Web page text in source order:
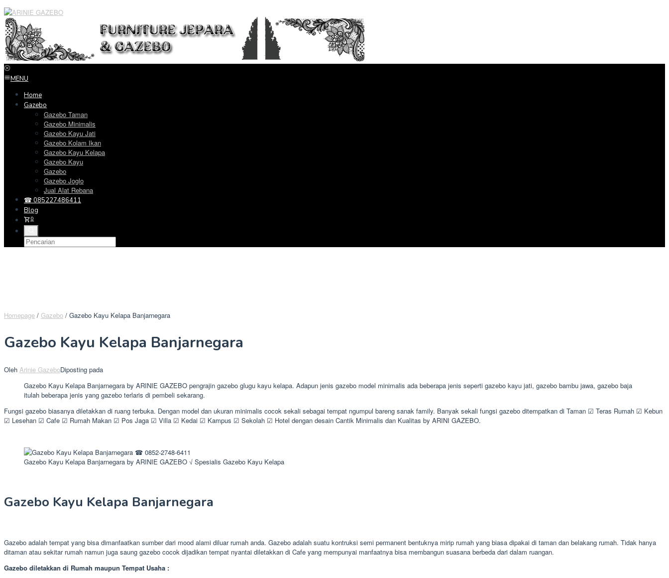
Loncat
ke
konten
MENU
Home
Gazebo
Gazebo Taman
Gazebo Minimalis
Gazebo Kayu Jati
Gazebo Kolam Ikan
Gazebo Kayu Kelapa
Gazebo Kayu
Gazebo
Gazebo Joglo
Jual Alat Rebana
☎ 085227486411
Blog
0
Homepage / Gazebo / Gazebo Kayu Kelapa Banjarnegara
Gazebo Kayu Kelapa Banjarnegara
Oleh Arinie GazeboDiposting pada
Gazebo Kayu Kelapa Banjarnegara by ARINIE GAZEBO pengrajin gazebo glugu kayu kelapa. Adapun jenis gazebo model minimalis ada beberapa jenis seperti gazebo kayu jati, gazebo bambu jawa, gazebo baja
itulah beberapa jenis yang gazebo terlaris di pembeli sekarang.
Fungsi gazebo biasanya diletakkan di ruang terbuka. Dengan model dan ukuran minimalis cocok sekali sebagai tempat ngumpul bareng sanak family. Banyak sekali fungsi gazebo ditempatkan di Taman ☑ Teras Rumah ☑ Kebun
☑ Lesehan ☑ Cafe ☑ Rumah Makan ☑ Pos Jaga ☑ Villa ☑ Kedai ☑ Kampus ☑ Sekolah ☑ Hotel dengan desain Cantik Minimalis dan Kualitas by ARINI GAZEBO.
Gazebo Kayu Kelapa Banjarnegara by ARINIE GAZEBO √ Spesialis Gazebo Kayu Kelapa
Gazebo Kayu Kelapa Banjarnegara
Gazebo adalah tempat yang bisa dimanfaatkan sumber dari mood alami diluar rumah anda. Gazebo adalah suatu kontruksi semi permanent bentuknya mirip rumah yang biasa dipakai di taman dan belakang rumah. Tidak hanya
ditaman atau sekitar rumah namun juga saung gazebo cocok dijadikan tempat nyantai diletakkan di Cafe yang mempunyai manfaatnya bisa membangun suasana berbeda dari dalam ruangan.
Gazebo diletakkan di Rumah maupun Tempat Usaha :